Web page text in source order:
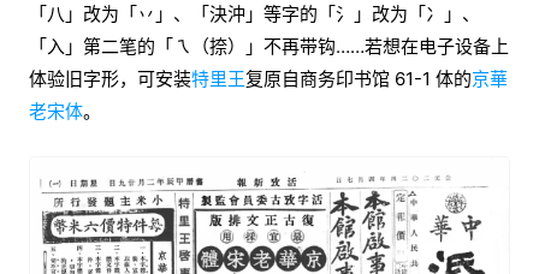
「八」改为「丷」、「決沖」等字的「氵」改为「冫」、
「入」第二笔的「㇝（捺）」不再带钩……若想在电子设备上
体验旧字形，可安装特里王复原自商务印书馆 61-1 体的京華
老宋体。